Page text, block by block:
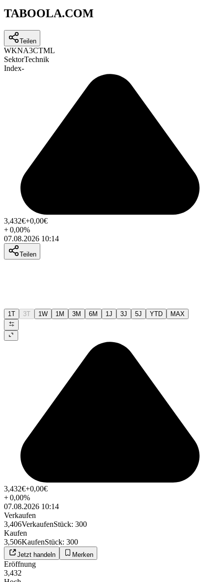
TABOOLA.COM
Teilen
WKNA3CTML
SektorTechnik
Index-
3,432€+0,00€
+0,00%
07.08.2026 10:14
Teilen
1T 3T 1W 1M 3M 6M 1J 3J 5J YTD MAX
3,432€+0,00€
+0,00%
07.08.2026 10:14
Verkaufen
3,406VerkaufenStück: 300
Kaufen
3,506KaufenStück: 300
Jetzt handeln Merken
Eröffnung
3,432